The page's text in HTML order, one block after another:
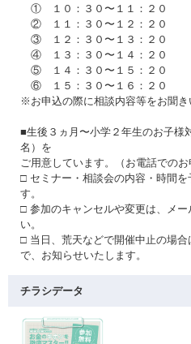
① １０：３０〜１１：２０
② １１：３０〜１２：２０
③ １２：３０〜１３：２０
④ １３：３０〜１４：２０
⑤ １４：３０〜１５：２０
⑥ １５：３０〜１６：２０
※お申込の際に相談内容等をお聞き
■生後３ヵ月〜小学２年生のお子様
名）を
ご用意しています。（お電話でのお
□ セミナー・相談会の内容・時間
す。
□ 参加のキャンセルや変更は、メ
い。
□ 当日、荒天などで開催中止の場合
で、お知らせいたします。
チラシデータ